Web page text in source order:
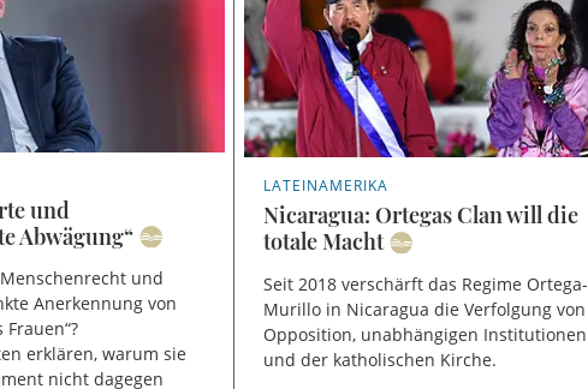
und
Abwägung“
und
Anerkennung von
erklären, warum sie
nicht dagegen
LATEINAMERIKA
Nicaragua: Ortegas Clan will die
totale Macht
Seit 2018 verschärft das Regime Ortega-
Murillo in Nicaragua die Verfolgung von
Opposition, unabhängigen Institutionen
und der katholischen Kirche.